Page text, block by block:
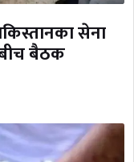
सेना
बैठक